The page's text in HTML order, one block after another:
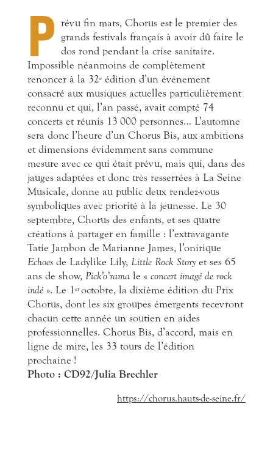
P révu fin mars, Chorus est le premier des
grands festivals français à avoir dû faire le
dos rond pendant la crise sanitaire.
Impossible néanmoins de complètement
renoncer à la 32e édition d’un événement
consacré aux musiques actuelles particulièrement
reconnu et qui, l’an passé, avait compté 74
concerts et réunis 13 000 personnes… L’automne
sera donc l’heure d’un Chorus Bis, aux ambitions
et dimensions évidemment sans commune
mesure avec ce qui était prévu, mais qui, dans des
jauges adaptées et donc très resserrées à La Seine
Musicale, donne au public deux rendez-vous
symboliques avec priorité à la jeunesse. Le 30
septembre, Chorus des enfants, et ses quatre
créations à partager en famille : l’extravagante
Tatie Jambon de Marianne James, l’onirique
Echoes de Ladylike Lily, Little Rock Story et ses 65
ans de show, Pick’o’rama le « concert imagé de rock
indé ». Le 1eroctobre, la dixième édition du Prix
Chorus, dont les six groupes émergents recevront
chacun cette année un soutien en aides
professionnelles. Chorus Bis, d’accord, mais en
ligne de mire, les 33 tours de l’édition
prochaine !
Photo : CD92/Julia Brechler
https://chorus.hauts-de-seine.fr/